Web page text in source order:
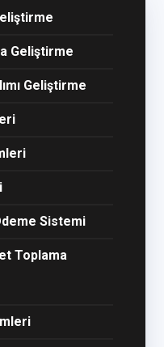
Geliştirme
Geliştirme
Sistemi
Toplama